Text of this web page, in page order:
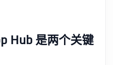
Hub 是两个关键